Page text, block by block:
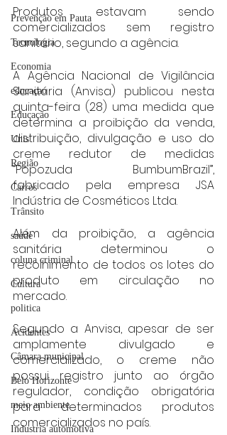
Prevenção em Pauta
Tecnologia
Economia
educaçao
Educação
Unis
Região
Carros
Trânsito
saúde
coluna criminal
Cultura
politica
Acidentes
Câmara municipal
Belo Horizonte
meio ambiente
Industria automotiva
Produtos estavam sendo
comercializados sem registro
sanitário, segundo a agência.
A Agência Nacional de Vigilância
Sanitária (Anvisa) publicou nesta
quinta-feira (28) uma medida que
determina a proibição da venda,
distribuição, divulgação e uso do
creme redutor de medidas
“Popozuda BumbumBrazil”,
fabricado pela empresa JSA
Indústria de Cosméticos Ltda.
Além da proibição, a agência
sanitária determinou o
recolhimento de todos os lotes do
produto em circulação no
mercado.
Segundo a Anvisa, apesar de ser
amplamente divulgado e
comercializado, o creme não
possui registro junto ao órgão
regulador, condição obrigatória
para determinados produtos
comercializados no país.